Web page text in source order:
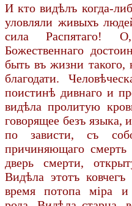
И кто видѣлъ когда-
уловляли живыхъ
сила Распятаго!
Божественнаго
быть въ жизни такого,
благодати.
поистинѣ дивнаго и
видѣла пролитую
говорящее безъ языка,
по зависти, съ
причиняющаго смерть
дверь смерти,
Видѣла этотъ
время потопа міра и